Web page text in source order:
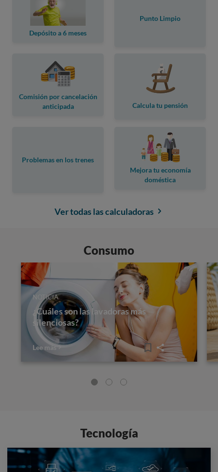
Depósito a 6 meses
Punto Limpio
Comisión por cancelación
anticipada
Calcula tu pensión
Problemas en los trenes
Mejora tu economía
doméstica
Ver todas las calculadoras
Consumo
NOTICIA
¿Cuáles son las lavadoras más
silenciosas?
Lee más
Tecnología